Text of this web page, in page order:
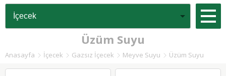
Üzüm Suyu
Anasayfa İçecek Gazsız İçecek Meyve Suyu Üzüm Suyu